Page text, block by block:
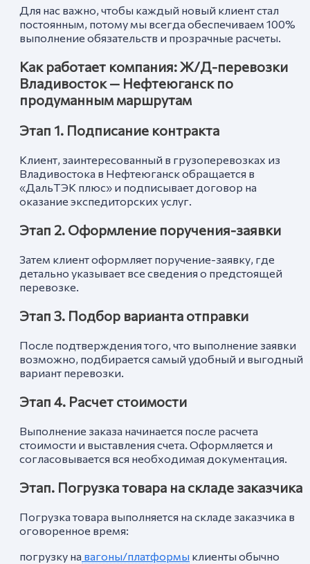
Для нас важно, чтобы каждый новый клиент стал
постоянным, потому мы всегда обеспечиваем 100%
выполнение обязательств и прозрачные расчеты.
Как работает компания: Ж/Д-перевозки
Владивосток — Нефтеюганскпо
продуманным маршрутам
Этап 1. Подписание контракта
Клиент, заинтересованный в грузоперевозках из
Владивостока в Нефтеюганск обращается в
«ДальТЭК плюс» и подписывает договор на
оказание экспедиторских услуг.
Этап 2. Оформление поручения-заявки
Затем клиент оформляет поручение-заявку, где
детально указывает все сведения о предстоящей
перевозке.
Этап 3. Подбор варианта отправки
После подтверждения того, что выполнение заявки
возможно, подбирается самый удобный и выгодный
вариант перевозки.
Этап 4. Расчет стоимости
Выполнение заказа начинается после расчета
стоимости и выставления счета. Оформляется и
согласовывается вся необходимая документация.
Этап. Погрузка товара на складе заказчика
Погрузка товара выполняется на складе заказчика в
оговоренное время:
погрузку на вагоны/платформы клиенты обычно